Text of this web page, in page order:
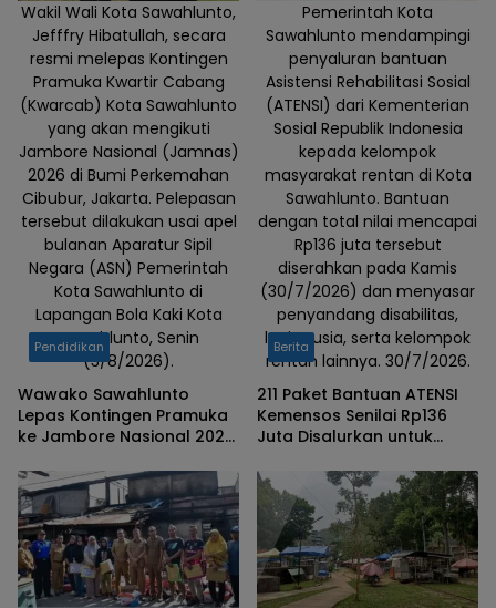
Wakil Wali Kota Sawahlunto,
Jefffry Hibatullah, secara
resmi melepas Kontingen
Pramuka Kwartir Cabang
(Kwarcab) Kota Sawahlunto
yang akan mengikuti
Jambore Nasional (Jamnas)
2026 di Bumi Perkemahan
Cibubur, Jakarta. Pelepasan
tersebut dilakukan usai apel
bulanan Aparatur Sipil
Negara (ASN) Pemerintah
Kota Sawahlunto di
Lapangan Bola Kaki Kota
Sawahlunto, Senin
(3/8/2026).
Pendidikan
Wawako Sawahlunto
Lepas Kontingen Pramuka
ke Jambore Nasional 2026,
Baik Daerah
Pemerintah Kota
Sawahlunto mendampingi
penyaluran bantuan
Asistensi Rehabilitasi Sosial
(ATENSI) dari Kementerian
Sosial Republik Indonesia
kepada kelompok
masyarakat rentan di Kota
Sawahlunto. Bantuan
dengan total nilai mencapai
Rp136 juta tersebut
diserahkan pada Kamis
(30/7/2026) dan menyasar
penyandang disabilitas,
lanjut usia, serta kelompok
rentan lainnya. 30/7/2026.
Berita
211 Paket Bantuan ATENSI
Kemensos Senilai Rp136
Juta Disalurkan untuk
Sawahlunto